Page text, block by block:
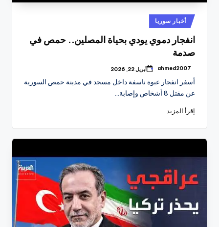
نُشر
في
أخبار سوريا
انفجار دموي يودي بحياة المصلين.. حمص في
صدمة
تمّ
بواسطة
ahmed2007 أبريل 22, 2026
أسفر انفجار عبوة ناسفة داخل مسجد في مدينة حمص السورية
عن مقتل 8 أشخاص وإصابة…
إقرأ المزيد